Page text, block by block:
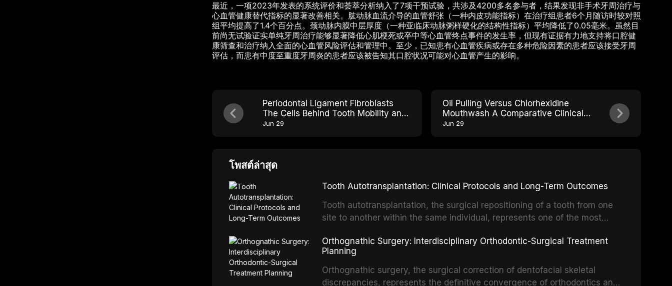
最近，一项2023年发表的系统评价和荟萃分析纳入了7项干预试验，共涉及4200多名参与者，结果发现非手术牙周治疗与
心血管健康替代指标的显著改善相关。肱动脉血流介导的血管舒张（一种内皮功能指标）在治疗组患者6个月随访时较对照
组平均提高了1.4个百分点。颈动脉内膜中层厚度（一种亚临床动脉粥样硬化的结构性指标）平均降低了0.05毫米。虽然目
前尚无试验证实单纯牙周治疗能够显著降低心肌梗死或卒中等心血管终点事件的发生率，但现有证据有力地支持将口腔健
康筛查和治疗纳入全面的心血管风险评估和管理中。至少，已知患有心血管疾病或存在多种危险因素的患者应该接受牙周
评估，而患有中度至重度牙周炎的患者应该被告知其口腔状况可能对心血管产生的影响。
Periodontal Ligament Fibroblasts
The Cells Behind Tooth Mobility and
Stability
Jun 29
Oil Pulling Versus Chlorhexidine
Mouthwash A Comparative Clinical
Review
Jun 29
โพสต์ล่าสุด
Tooth Autotransplantation: Clinical Protocols and Long-Term Outcomes
Tooth autotransplantation, the surgical repositioning of a tooth from one
site to another within the same individual, represents one of the most
implants, which rely on osseointegration of a titanium fixture, an
autotransplanted
Orthognathic Surgery: Interdisciplinary Orthodontic-Surgical Treatment
Planning
Orthognathic surgery, the surgical correction of dentofacial skeletal
discrepancies, represents the definitive convergence of orthodontics and